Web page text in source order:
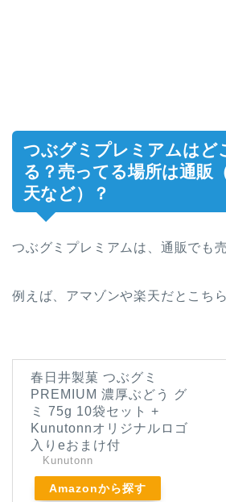
つぶグミプレミアムはど
る？売ってる場所は通販
天など）？
つぶグミプレミアムは、通販でも
例えば、アマゾンや楽天だとこちら
春日井製菓 つぶグミ
PREMIUM 濃厚ぶどう グ
ミ 75g 10袋セット +
Kunutonnオリジナルロゴ
入りeおまけ付
Kunutonn
Amazonから探す